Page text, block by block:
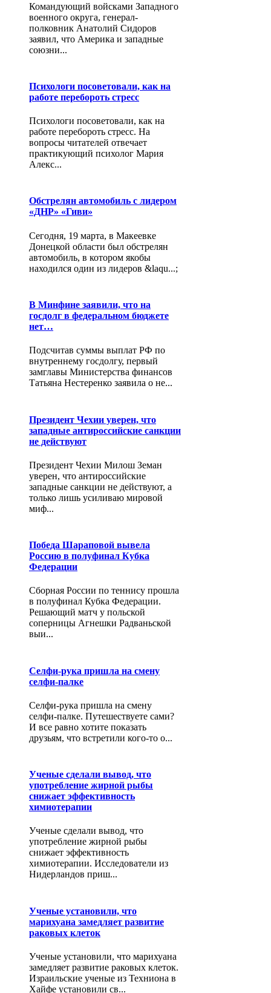
Командующий войсками Западного
военного округа, генерал-
полковник Анатолий Сидоров
заявил, что Америка и западные
союзни...
Психологи посоветовали, как на
работе перебороть стресс
Психологи посоветовали, как на
работе перебороть стресс. На
вопросы читателей отвечает
практикующий психолог Мария
Алекс...
Обстрелян автомобиль с лидером
«ДНР» «Гиви»
Сегодня, 19 марта, в Макеевке
Донецкой области был обстрелян
автомобиль, в котором якобы
находился один из лидеров &laqu...;
В Минфине заявили, что на
госдолг в федеральном бюджете
нет…
Подсчитав суммы выплат РФ по
внутреннему госдолгу, первый
замглавы Министерства финансов
Татьяна Нестеренко заявила о не...
Президент Чехии уверен, что
западные антироссийские санкции
не действуют
Президент Чехии Милош Земан
уверен, что антироссийские
западные санкции не действуют, а
только лишь усиливаю мировой
миф...
Победа Шараповой вывела
Россию в полуфинал Кубка
Федерации
Сборная России по теннису прошла
в полуфинал Кубка Федерации.
Решающий матч у польской
соперницы Агнешки Радваньской
выи...
Селфи-рука пришла на смену
селфи-палке
Селфи-рука пришла на смену
селфи-палке. Путешествуете сами?
И все равно хотите показать
друзьям, что встретили кого-то о...
Ученые сделали вывод, что
употребление жирной рыбы
снижает эффективность
химиотерапии
Ученые сделали вывод, что
употребление жирной рыбы
снижает эффективность
химиотерапии. Исследователи из
Нидерландов приш...
Ученые установили, что
марихуана замедляет развитие
раковых клеток
Ученые установили, что марихуана
замедляет развитие раковых клеток.
Израильские ученые из Техниона в
Хайфе установили св...